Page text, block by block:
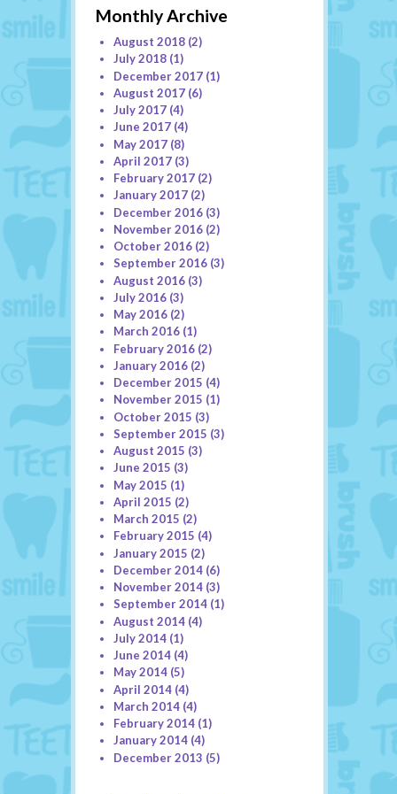
Monthly Archive
August 2018(2)
July 2018(1)
December 2017(1)
August 2017(6)
July 2017(4)
June 2017(4)
May 2017(8)
April 2017(3)
February 2017(2)
January 2017(2)
December 2016(3)
November 2016(2)
October 2016(2)
September 2016(3)
August 2016(3)
July 2016(3)
May 2016(2)
March 2016(1)
February 2016(2)
January 2016(2)
December 2015 (4)
November 2015 (1)
October 2015 (3)
September 2015 (3)
August 2015 (3)
June 2015 (3)
May 2015 (1)
April 2015 (2)
March 2015 (2)
February 2015 (4)
January 2015 (2)
December 2014(6)
November 2014(3)
September 2014(1)
August 2014(4)
July 2014(1)
June 2014(4)
May 2014(5)
April 2014(4)
March 2014(4)
February 2014(1)
January 2014(4)
December 2013 (5)